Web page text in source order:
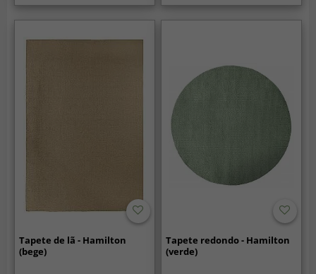
Tapete de lã - Hamilton
(bege)
Tapete redondo - Hamilton
(verde)